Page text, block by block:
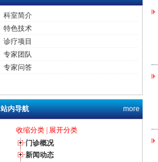
科室简介
特色技术
诊疗项目
专家团队
专家问答
more
站内导航
收缩分类
展开分类
门诊概况
新闻动态